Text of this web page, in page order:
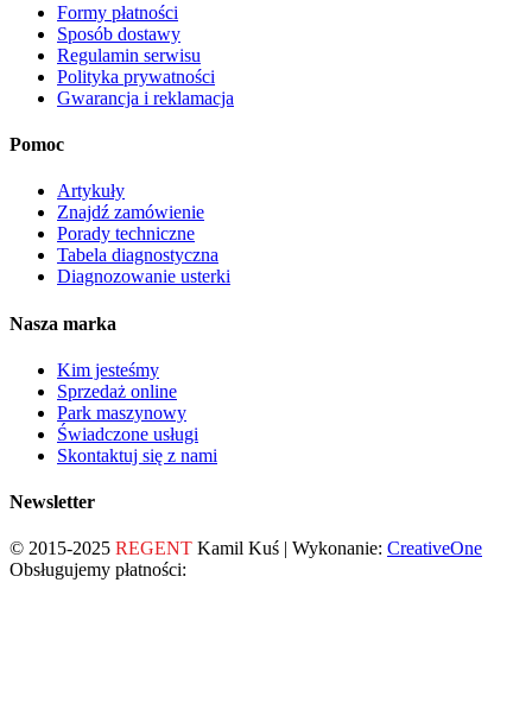
Formy płatności
Sposób dostawy
Regulamin serwisu
Polityka prywatności
Gwarancja i reklamacja
Pomoc
Artykuły
Znajdź zamówienie
Porady techniczne
Tabela diagnostyczna
Diagnozowanie usterki
Nasza marka
Kim jesteśmy
Sprzedaż online
Park maszynowy
Świadczone usługi
Skontaktuj się z nami
Newsletter
© 2015-2025 REGENT Kamil Kuś | Wykonanie: CreativeOne
Obsługujemy płatności: